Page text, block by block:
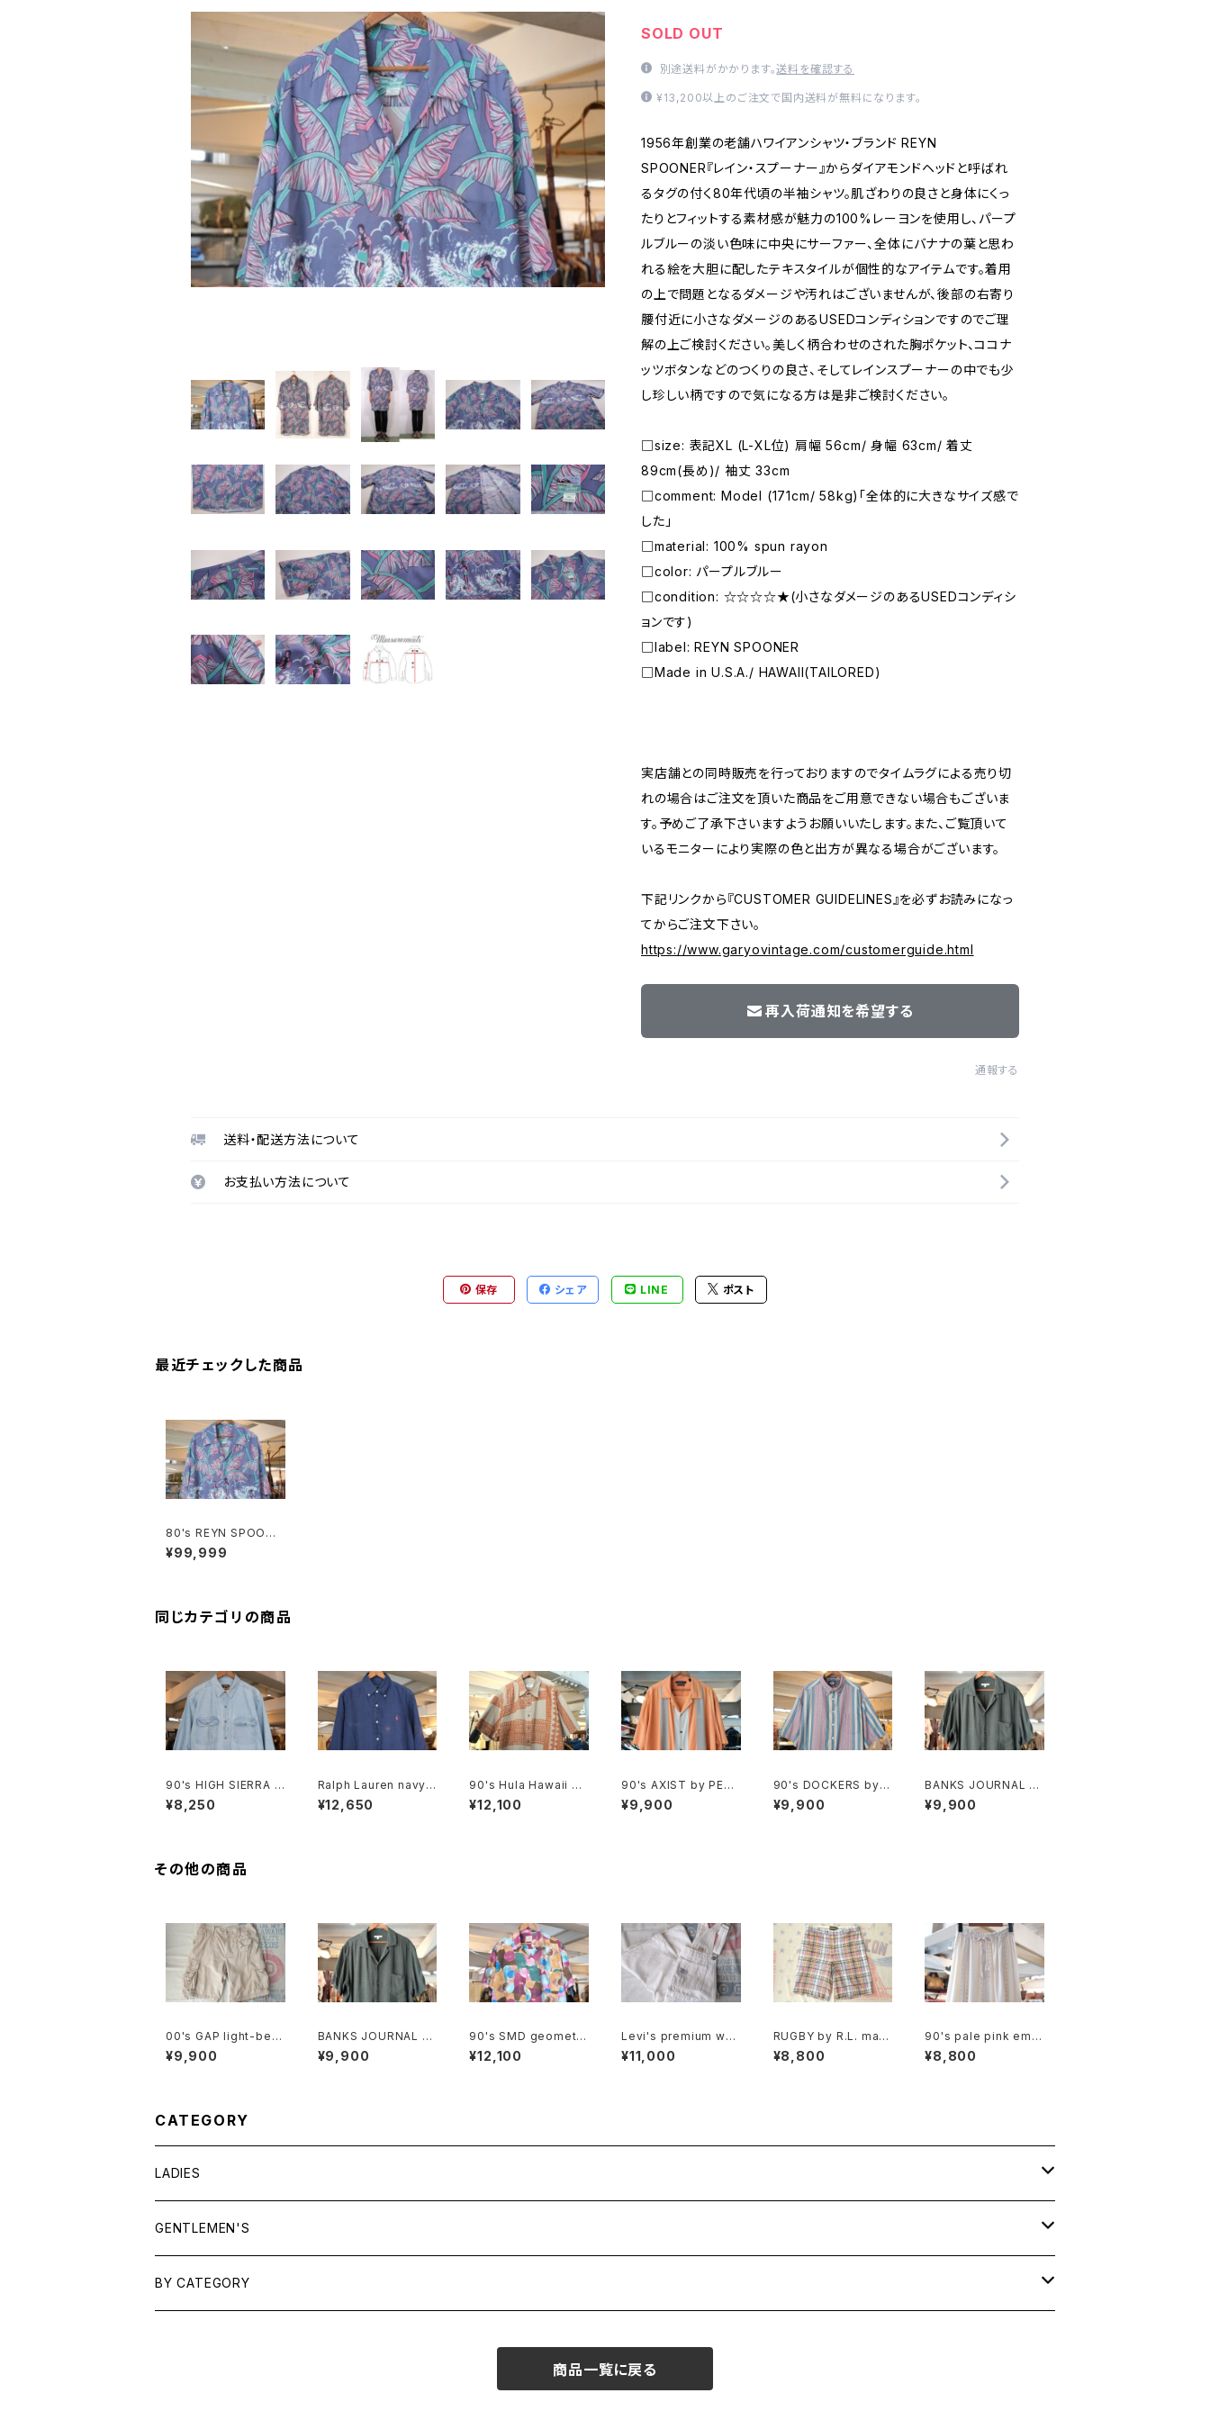
SOLD OUT
別途送料がかかります。送料を確認する
¥13,200以上のご注文で国内送料が無料になります。
1956年創業の老舗ハワイアンシャツ・ブランド REYN
SPOONER『レイン・スプーナー』からダイアモンドヘッドと呼ばれ
るタグの付く80年代頃の半袖シャツ。肌ざわりの良さと身体にくっ
たりとフィットする素材感が魅力の100%レーヨンを使用し、パープ
ルブルーの淡い色味に中央にサーファー、全体にバナナの葉と思わ
れる絵を大胆に配したテキスタイルが個性的なアイテムです。着用
の上で問題となるダメージや汚れはございませんが、後部の右寄り
腰付近に小さなダメージのあるUSEDコンディションですのでご理
解の上ご検討ください。美しく柄合わせのされた胸ポケット、ココナ
ッツボタンなどのつくりの良さ、そしてレインスプーナーの中でも少
し珍しい柄ですので気になる方は是非ご検討ください。
□size: 表記XL (L-XL位) 肩幅 56cm/ 身幅 63cm/ 着丈
89cm(長め)/ 袖丈 33cm
□comment: Model (171cm/ 58kg)「全体的に大きなサイズ感で
した」
□material: 100% spun rayon
□color: パープルブルー
□condition: ☆☆☆☆★(小さなダメージのあるUSEDコンディシ
ョンです)
□label: REYN SPOONER
□Made in U.S.A./ HAWAII(TAILORED)
実店舗との同時販売を行っておりますのでタイムラグによる売り切
れの場合はご注文を頂いた商品をご用意できない場合もございま
す。予めご了承下さいますようお願いいたします。また、ご覧頂いて
いるモニターにより実際の色と出方が異なる場合がございます。
下記リンクから『CUSTOMER GUIDELINES』を必ずお読みになっ
てからご注文下さい。
https://www.garyovintage.com/customerguide.html
再入荷通知を希望する
通報する
送料・配送方法について
お支払い方法について
保存 シェア LINE ポスト
最近チェックした商品
80's REYN SPOONE
R rayon s/s Shirt "S
URFING"
¥99,999
同じカテゴリの商品
90's HIGH SIERRA f
aded indigo denim
Shirt
¥8,250
Ralph Lauren navy li
nen B.D. Shirt
¥12,650
90's Hula Hawaii ge
ometric tribal patter
n Shirt
¥12,100
90's AXIST by PERR
Y ELLIS panel-patte
rn washable-silk Sh
¥9,900
90's DOCKERS by L
evi's multi-stripe a
nd botanical Shirt
¥9,900
BANKS JOURNAL ra
yon ×linen open-co
llar Shirt
¥9,900
その他の商品
00's GAP light-beig
e cotton-twill cargo
Shorts
¥9,900
BANKS JOURNAL ra
yon ×linen open-co
llar Shirt
¥9,900
90's SMD geometri
c abstract rayon op
en-collar Shirt "Mad
¥12,100
Levi's premium whit
e Shortalls
¥11,000
RUGBY by R.L. mad
aras plaid cotton Sh
orts
¥8,800
90's pale pink embr
oidered rayon easy
Skirt
¥8,800
CATEGORY
LADIES
TOPS
SHIRTS
OUTERWEAR
GENTLEMEN'S
TOPS
BY CATEGORY
商品一覧に戻る